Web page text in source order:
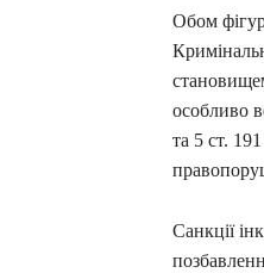
Обом
особливо
та 5 ст.
Санкції